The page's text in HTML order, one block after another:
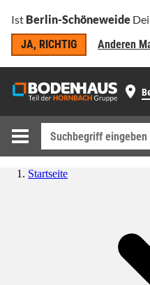
Ist Berlin-Schöneweide
JA, RICHTIG
Anderen
Startseite